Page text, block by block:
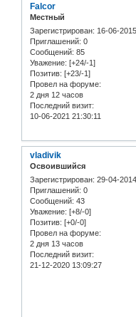
Falcor
Местный
Зарегистрирован: 16-06-2015
Приглашений: 0
Сообщений: 85
Уважение: [+24/-1]
Позитив: [+23/-1]
Провел на форуме:
2 дня 12 часов
Последний визит:
10-06-2021 21:30:11
vladivik
Освоившийся
Зарегистрирован: 29-04-2014
Приглашений: 0
Сообщений: 43
Уважение: [+8/-0]
Позитив: [+0/-0]
Провел на форуме:
2 дня 13 часов
Последний визит:
21-12-2020 13:09:27